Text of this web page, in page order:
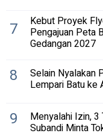
7 Kebut Proyek
Pengajuan Peta
Gedangan 2027
8 Selain Nyalakan
Lempari Batu ke
9 Menyalahi Izin,
Subandi Minta